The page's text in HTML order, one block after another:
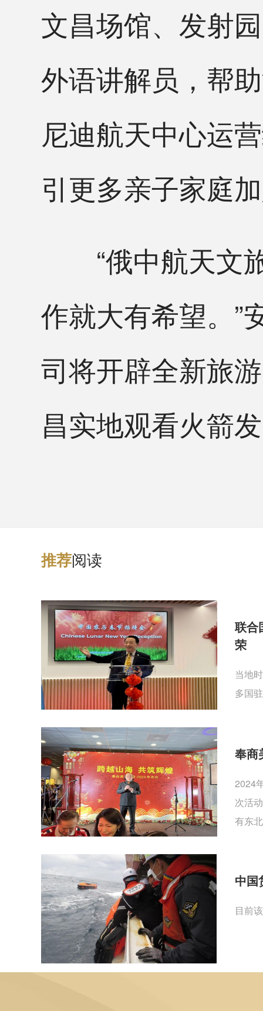
文昌场馆、发射
外语讲解员，帮
尼迪航天中心运
引更多亲子家庭
“俄中航天文旅
作就大有希望。”
司将开辟全新旅
昌实地观看火箭
推荐阅读
联合
荣
当地
多国
奉商
2024
次活
有东
中国
目前